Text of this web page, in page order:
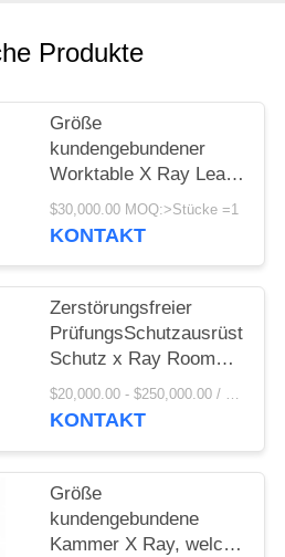
Produkte
Größe
kundengebundener
Worktable X Ray Lead
Shield Chamber With
hat Windows für
$30,000.00 MOQ:>Stücke =1
KONTAKT
Zerstörungsfreier
Schutz x Ray Room
Shielding Of Special
verwendet in
Prüfung
$20,000.00 - $250,000.00 / Piece MOQ:1-teilig/Stücke
KONTAKT
Größe
kundengebundene
Kammer X Ray, welche